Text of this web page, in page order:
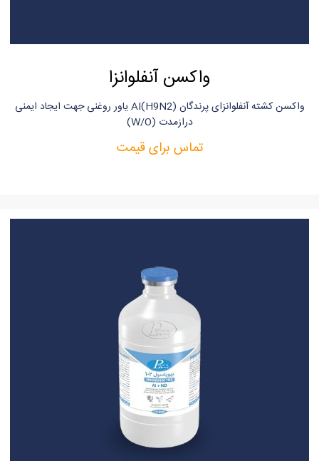
واکسن آنفلوانزا
واکسن کشته آنفلوانزای پرندگان AI(H9N2) یاور روغنی جهت ایجاد ایمنی
دراز‌مدت (W/O)
تماس برای قیمت